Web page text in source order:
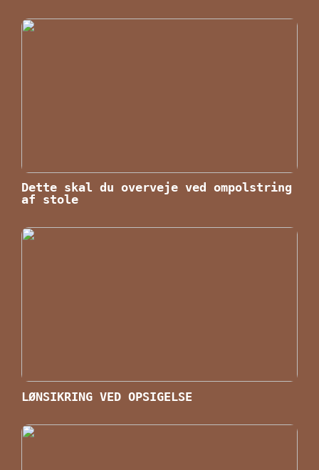
Dette skal du overveje ved ompolstring
af stole
LØNSIKRING VED OPSIGELSE